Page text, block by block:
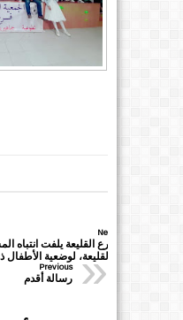
Next
فرع القليعة يلفت انتباه
بالقليعة، لوضعية الأطفال
»
Previous
رسالة أقدم